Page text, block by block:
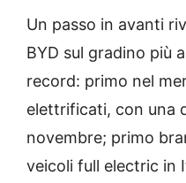
Un passo in avanti
BYD sul gradino più
record: primo nel
elettrificati, con una
novembre; primo
veicoli full electric in